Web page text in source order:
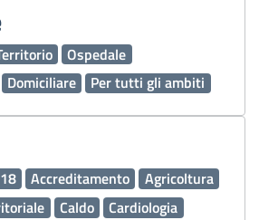
Ospedale
Domiciliare Per tutti gli ambiti
Accreditamento
Agricoltura
Caldo
Cardiologia